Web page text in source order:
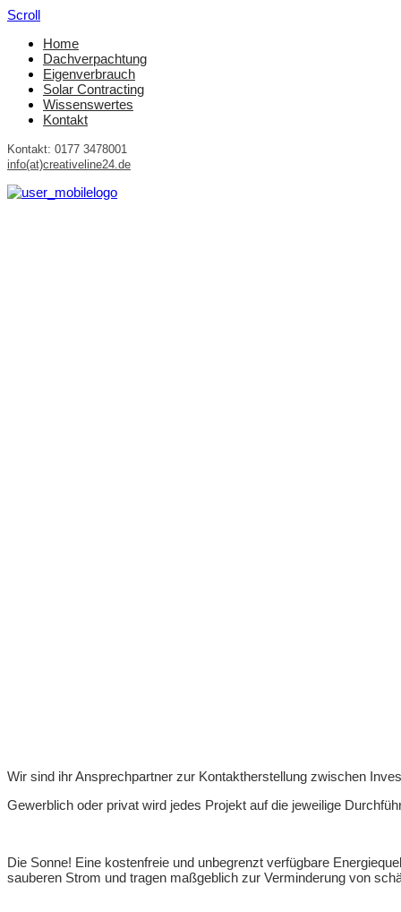
Scroll
Home
Dachverpachtung
Eigenverbrauch
Solar Contracting
Wissenswertes
Kontakt
Kontakt: 0177 3478001
info(at)creativeline24.de
Wir sind ihr Ansprechpartner zur Kontaktherstellung zwischen
Gewerblich oder privat wird jedes Projekt auf die jeweilige
Die Sonne! Eine kostenfreie und unbegrenzt verfügbare
sauberen Strom und tragen maßgeblich zur Verminderung von